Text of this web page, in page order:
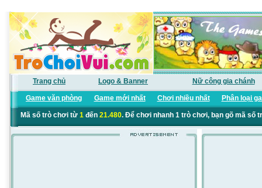
Trang chủ Logo & Banner Nữ công gia chánh
Game văn phòng Game mới nhất Chơi nhiều nhất Phân loại
Mã số trò chơi từ 1đến 21.480. Để chơi nhanh 1 trò chơi, bạn gõ mã số